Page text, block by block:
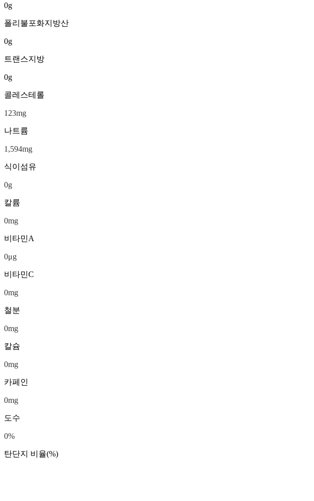
0g
폴리불포화지방산
0g
트랜스지방
0g
콜레스테롤
123mg
나트륨
1,594mg
식이섬유
0g
칼륨
0mg
비타민A
0μg
비타민C
0mg
철분
0mg
칼슘
0mg
카페인
0mg
도수
0%
탄단지 비율(%)